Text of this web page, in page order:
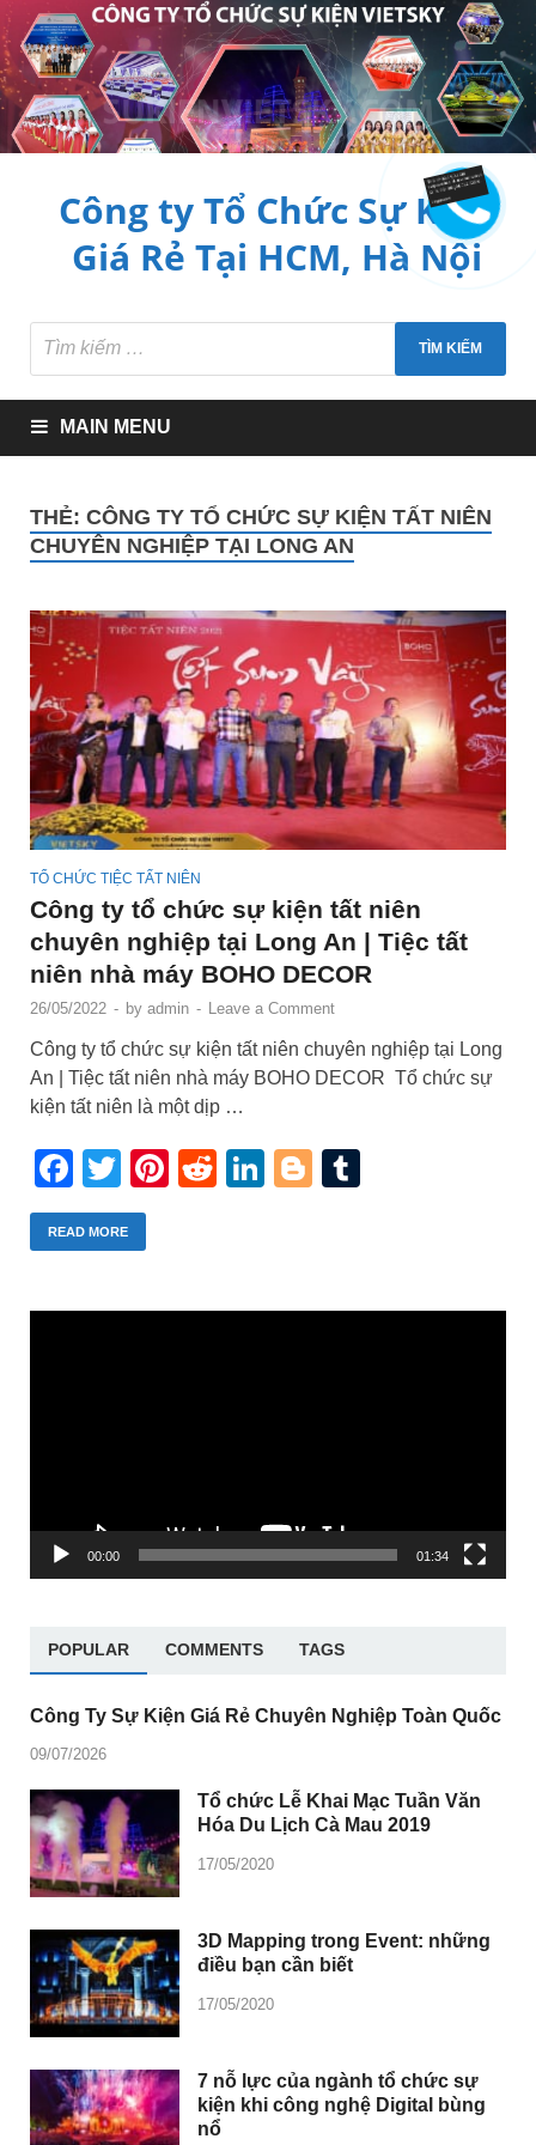
Công ty Tổ Chức Sự Kiện
Giá Rẻ Tại HCM, Hà Nội
MAIN MENU
THẺ: CÔNG TY TỔ CHỨC SỰ KIỆN TẤT NIÊN
CHUYÊN NGHIỆP TẠI LONG AN
TỔ CHỨC TIỆC TẤT NIÊN
Công ty tổ chức sự kiện tất niên
chuyên nghiệp tại Long An | Tiệc tất
niên nhà máy BOHO DECOR
26/05/2022 - by admin - Leave a Comment
Công ty tổ chức sự kiện tất niên chuyên nghiệp tại Long
An | Tiệc tất niên nhà máy BOHO DECOR Tổ chức sự
kiện tất niên là một dịp …
Facebook
Twitter
Pinterest
RedditLinkedIn
Blogger
READ MORE
00:00 01:34
POPULAR COMMENTS TAGS
Công Ty Sự Kiện Giá Rẻ Chuyên Nghiệp Toàn Quốc
09/07/2026
Tổ chức Lễ Khai Mạc Tuần Văn
Hóa Du Lịch Cà Mau 2019
17/05/2020
3D Mapping trong Event: những
điều bạn cần biết
17/05/2020
7 nỗ lực của ngành tổ chức sự
kiện khi công nghệ Digital bùng
nổ